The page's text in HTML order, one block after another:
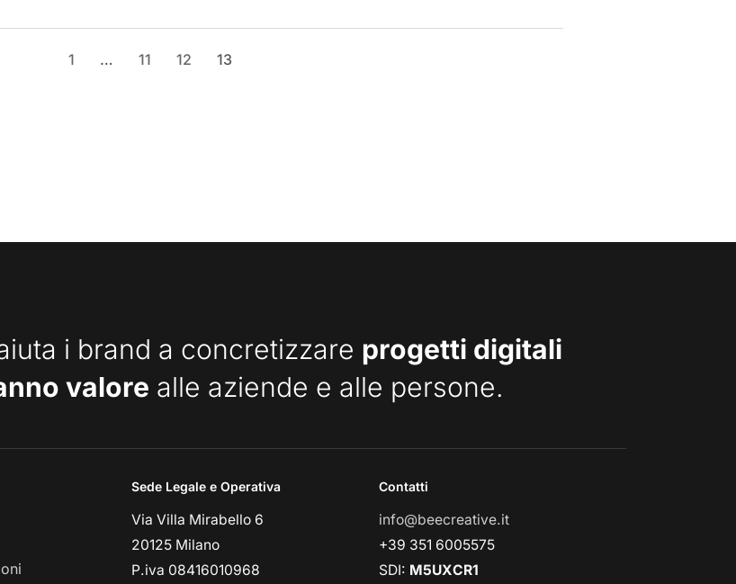
1 … 11 12 13
i brand a concretizzare progetti digitali
valore alle aziende e alle persone.
Sede Legale e Operativa
Via Villa Mirabello 6
20125 Milano
P.iva 08416010968
Contatti
info@beecreative.it
+39 351 6005575
SDI: M5UXCR1